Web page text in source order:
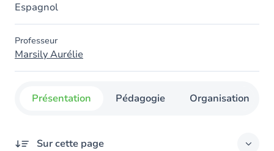
Espagnol
Professeur
Marsily Aurélie
Présentation Pédagogie Organisation
Sur cette page